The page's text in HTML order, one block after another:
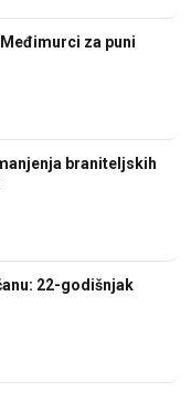
za puni
braniteljskih
22-godišnjak